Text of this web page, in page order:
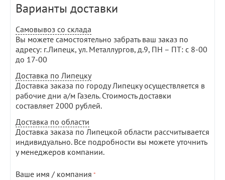
Варианты доставки
Самовывоз со склада
Вы можете самостоятельно забрать ваш заказ по
адресу: г.Липецк, ул. Металлургов, д.9, ПН – ПТ: с 8-00
до 17-00
Доставка по Липецку
Доставка заказа по городу Липецку осуществляется в
рабочие дни а/м Газель. Стоимость доставки
составляет 2000 рублей.
Доставка по области
Доставка заказа по Липецкой области рассчитывается
индивидуально. Все подробности вы можете уточнить
у менеджеров компании.
Ваше имя / компания